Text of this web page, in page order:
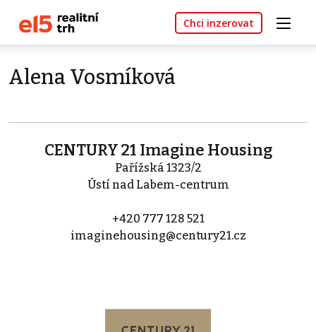
Chci inzerovat
Alena Vosmíková
CENTURY 21 Imagine Housing
Pařížská 1323/2
Ústí nad Labem-centrum
+420 777 128 521
imaginehousing@century21.cz